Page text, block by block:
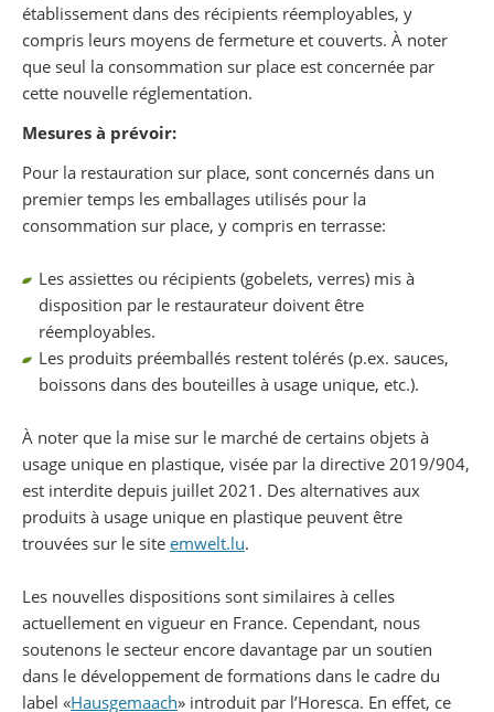
établissement dans des récipients réemployables, y
compris leurs moyens de fermeture et couverts. À noter
que seul la consommation sur place est concernée par
cette nouvelle réglementation.
Mesures à prévoir:
Pour la restauration sur place, sont concernés dans un
premier temps les emballages utilisés pour la
consommation sur place, y compris en terrasse:
Les assiettes ou récipients (gobelets, verres) mis à
disposition par le restaurateur doivent être
réemployables.
Les produits préemballés restent tolérés (p.ex. sauces,
boissons dans des bouteilles à usage unique, etc.).
À noter que la mise sur le marché de certains objets à
usage unique en plastique, visée par la directive 2019/904,
est interdite depuis juillet 2021. Des alternatives aux
produits à usage unique en plastique peuvent être
trouvées sur le site emwelt.lu.
Les nouvelles dispositions sont similaires à celles
actuellement en vigueur en France. Cependant, nous
soutenons le secteur encore davantage par un soutien
dans le développement de formations dans le cadre du
label «Hausgemaach» introduit par l’Horesca. En effet, ce